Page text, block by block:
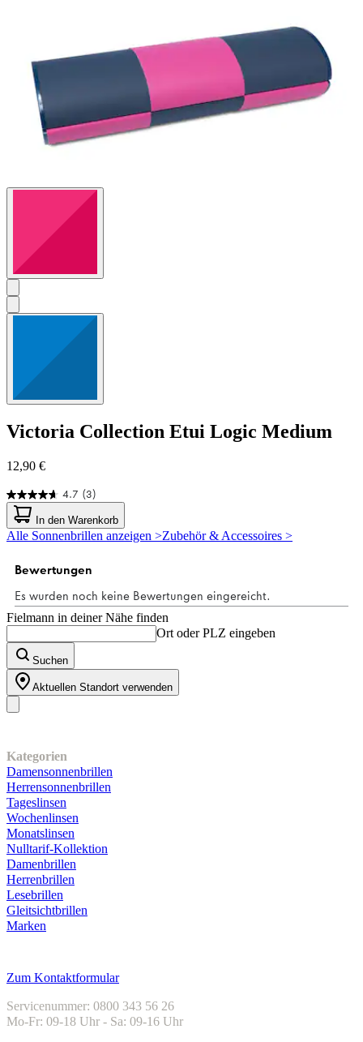
Victoria Collection Etui Logic Medium
12,90 €
4.7 (3)
4.7
von
5
Sternen.
Bewertungen
In den Warenkorb
Alle Sonnenbrillen anzeigen >Zubehör & Accessoires >
Fielmann in deiner Nähe finden
Ort oder PLZ eingeben
Suchen
Aktuellen Standort verwenden
Kategorien
Damensonnenbrillen
Herrensonnenbrillen
Tageslinsen
Wochenlinsen
Monatslinsen
Nulltarif-Kollektion
Damenbrillen
Herrenbrillen
Lesebrillen
Gleitsichtbrillen
Marken
Zum Kontaktformular
Servicenummer: 0800 343 56 26
Mo-Fr: 09-18 Uhr - Sa: 09-16 Uhr